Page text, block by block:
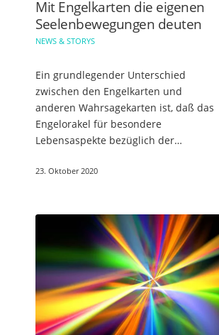
Mit Engelkarten die eigenen
Seelenbewegungen deuten
NEWS & STORYS
Ein grundlegender Unterschied
zwischen den Engelkarten und
anderen Wahrsagekarten ist, daß das
Engelorakel für besondere
Lebensaspekte bezüglich der
das bedeutet, dass es einem selbst
23. Oktober 2020